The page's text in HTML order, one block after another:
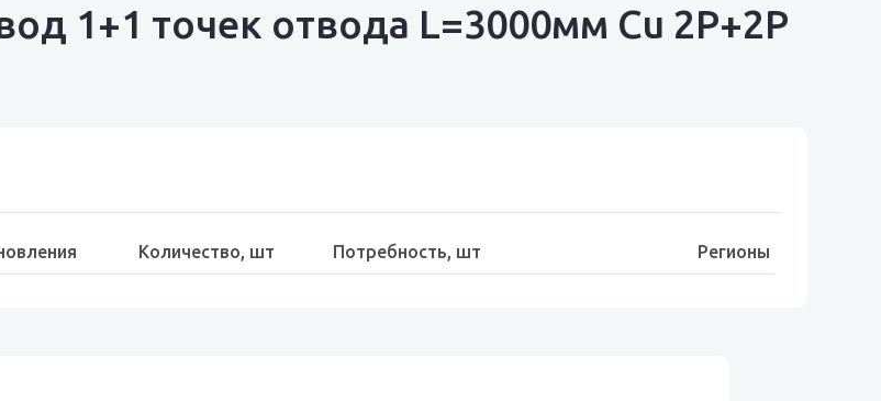
1+1 точек отвода L=3000мм Cu 2P+2P
Количество, шт Потребность, шт Регионы